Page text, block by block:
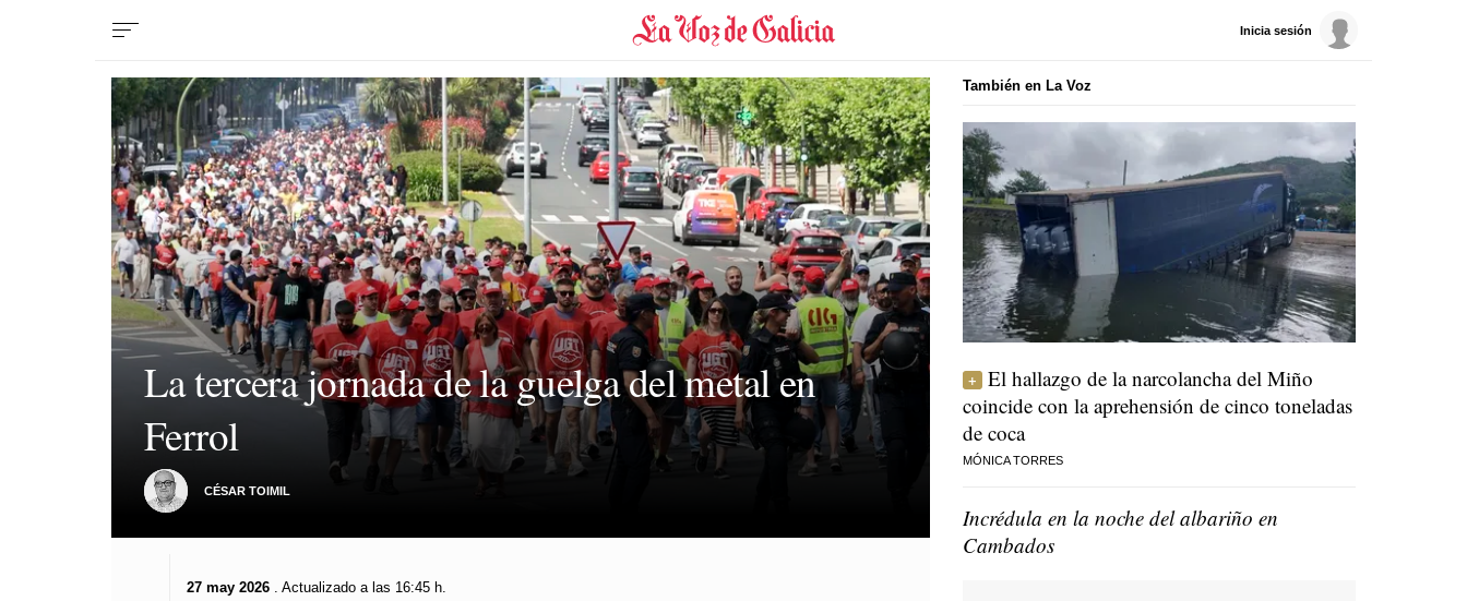
Inicia sesión
La tercera jornada de la guelga del metal en
Ferrol
CÉSAR TOIMIL
27 may 2026. Actualizado a las 16:45 h.
También en La Voz
El hallazgo de la narcolancha del Miño
coincide con la aprehensión de cinco toneladas
de coca
MÓNICA TORRES
Incrédula en la noche del albariño en
Cambados